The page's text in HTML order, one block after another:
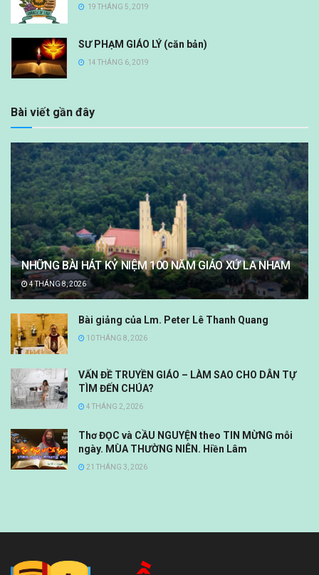
19 THÁNG 5, 2019
SƯ PHẠM GIÁO LÝ (căn bản)
14 THÁNG 6, 2019
Bài viết gần đây
NHỮNG BÀI HÁT KỶ NIỆM 100 NĂM GIÁO XỨ LA NHAM
4 THÁNG 8, 2026
Bài giảng của Lm. Peter Lê Thanh Quang
10 THÁNG 8, 2026
VẤN ĐỀ TRUYỀN GIÁO – LÀM SAO CHO DÂN TỰ
TÌM ĐẾN CHÚA?
4 THÁNG 2, 2026
Thơ ĐỌC và CẦU NGUYỆN theo TIN MỪNG mỗi
ngày. MÙA THƯỜNG NIÊN. Hiền Lâm
21 THÁNG 3, 2026